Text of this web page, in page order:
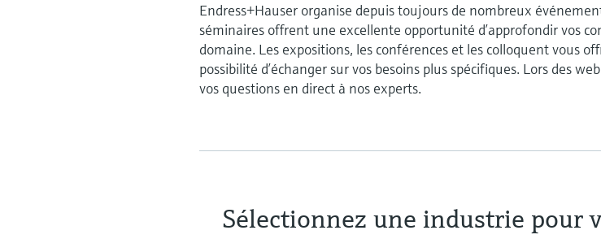
Endress+Hauser organise depuis toujours de nombreux
séminaires offrent une excellente opportunité d’approfondir vos
domaine. Les expositions, les conférences et les colloquent vous
possibilité d’échanger sur vos besoins plus spécifiques. Lors des
vos questions en direct à nos experts.
Sélectionnez une industrie pour